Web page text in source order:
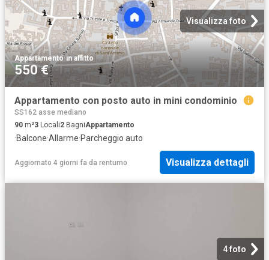
Visualizza foto
Appartamento·in affitto
550 €
Appartamento con posto auto in mini condominio
SS162 asse mediano
90 m²3 Locali2 BagniAppartamento
·Balcone·Allarme·Parcheggio auto
Aggiornato 4 giorni fa da rentumo Visualizza dettagli
4 foto